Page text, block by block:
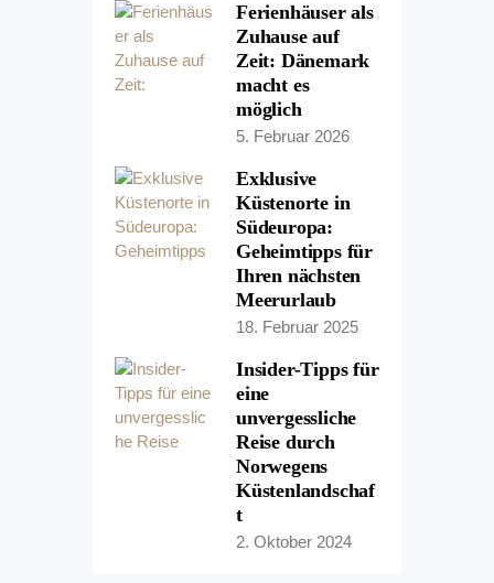
Ferienhäuser als
Zuhause auf
Zeit: Dänemark
macht es
möglich
5. Februar 2026
Exklusive
Küstenorte in
Südeuropa:
Geheimtipps für
Ihren nächsten
Meerurlaub
18. Februar 2025
Insider-Tipps für
eine
unvergessliche
Reise durch
Norwegens
Küstenlandschaf
t
2. Oktober 2024